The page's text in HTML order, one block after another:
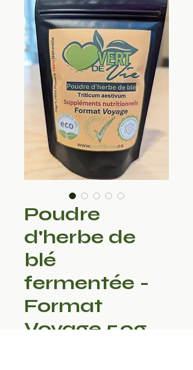
Poudre
d'herbe de
blé
fermentée -
Format
Voyage 50g